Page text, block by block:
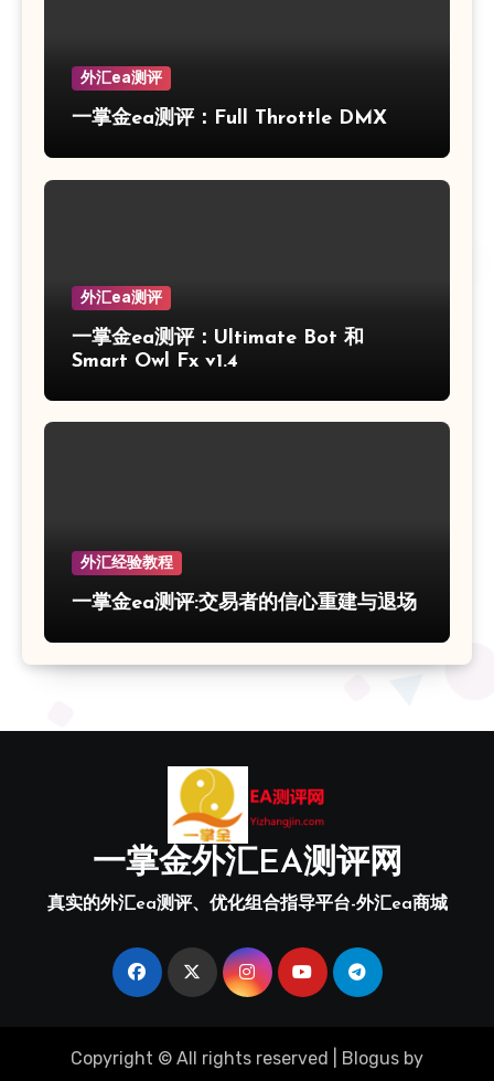
外汇ea测评
一掌金ea测评：Full Throttle DMX
外汇ea测评
一掌金ea测评：Ultimate Bot 和
Smart Owl Fx v1.4
外汇经验教程
一掌金ea测评:交易者的信心重建与退场
一掌金外汇EA测评网
真实的外汇ea测评、优化组合指导平台-外汇ea商城
Copyright © All rights reserved Blogus by